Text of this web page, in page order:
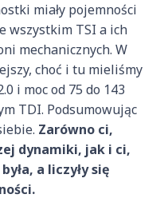
miały pojemności
wszystkim TSI a ich
mechanicznych. W
choć i tu mieliśmy
i moc od 75 do 143
TDI. Podsumowując
Zarówno ci,
dynamiki, jak i ci,
a liczyły się